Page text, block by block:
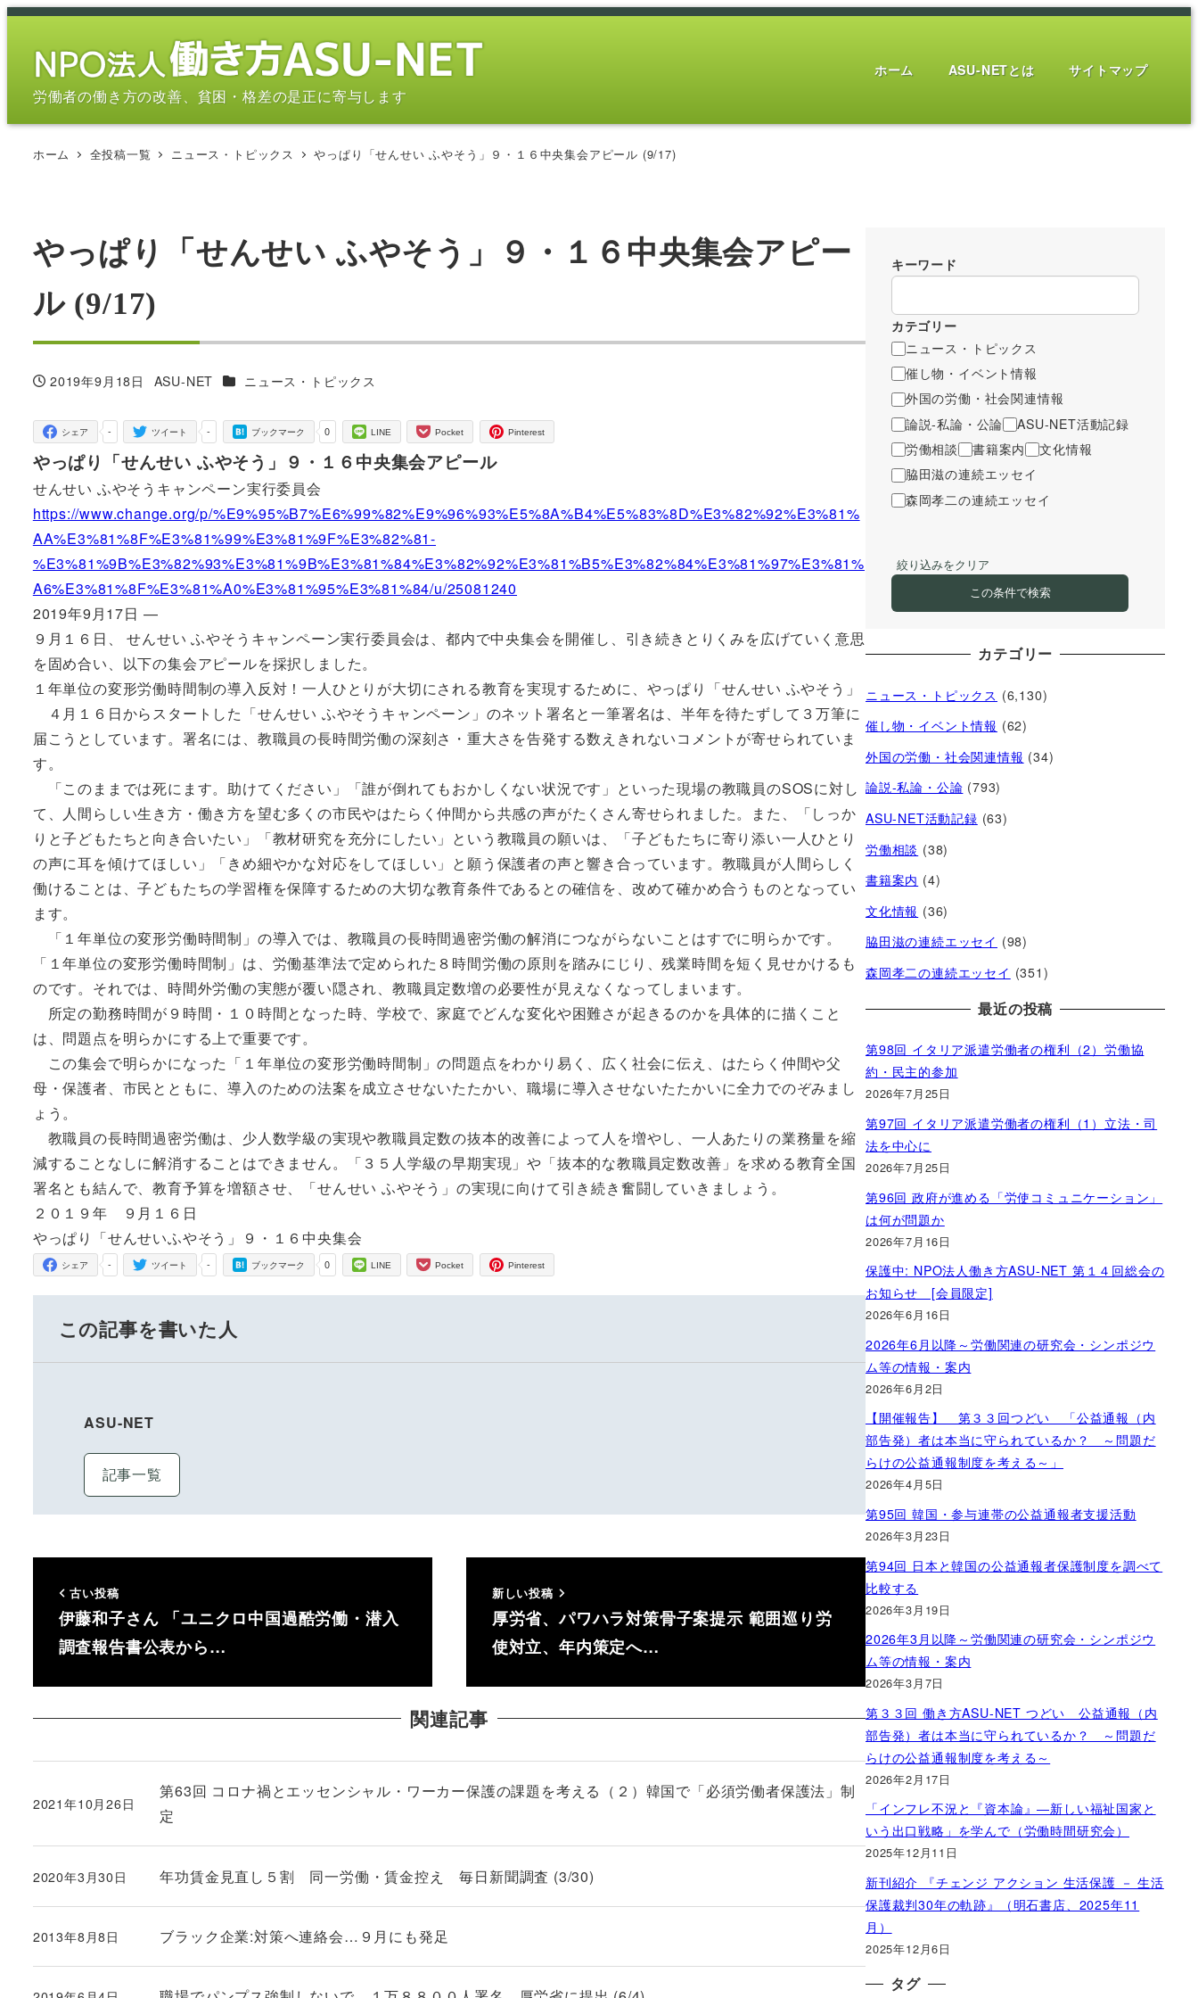
メ
労働者の働き方の改善、貧困・格差の是正に寄与します
ホーム ASU-NETとは サイトマップ
ホーム 全投稿一覧 ニュース・トピックス やっぱり「せんせい ふやそう」９・１６中央集会アピール (9/17)
やっぱり「せんせい ふやそう」９・１６中央集会アピー
ル (9/17)
投稿日
2019年9月18日
著
ASU-NET カテゴリー
ニュース・トピックス
-
シェア -
ツイート 0
ブックマーク LINE Pocket Pinterest
やっぱり「せんせい ふやそう」９・１６中央集会アピール
せんせい ふやそうキャンペーン実行委員会
https://www.change.org/p/%E9%95%B7%E6%99%82%E9%96%93%E5%8A%B4%E5%83%8D%E3%82%92%E3%81%
AA%E3%81%8F%E3%81%99%E3%81%9F%E3%82%81-
%E3%81%9B%E3%82%93%E3%81%9B%E3%81%84%E3%82%92%E3%81%B5%E3%82%84%E3%81%97%E3%81%
A6%E3%81%8F%E3%81%A0%E3%81%95%E3%81%84/u/25081240
2019年9月17日 —
９月１６日、 せんせい ふやそうキャンペーン実行委員会は、都内で中央集会を開催し、引き続きとりくみを広げていく意思
を固め合い、以下の集会アピールを採択しました。
１年単位の変形労働時間制の導入反対！一人ひとりが大切にされる教育を実現するために、やっぱり「せんせい ふやそう」
４月１６日からスタートした「せんせい ふやそうキャンペーン」のネット署名と一筆署名は、半年を待たずして３万筆に
届こうとしています。署名には、教職員の長時間労働の深刻さ・重大さを告発する数えきれないコメントが寄せられていま
す。
「このままでは死にます。助けてください」「誰が倒れてもおかしくない状況です」といった現場の教職員のSOSに対し
て、人間らしい生き方・働き方を望む多くの市民やはたらく仲間から共感の声がたくさん寄せられました。また、「しっか
りと子どもたちと向き合いたい」「教材研究を充分にしたい」という教職員の願いは、「子どもたちに寄り添い一人ひとり
の声に耳を傾けてほしい」「きめ細やかな対応をしてほしい」と願う保護者の声と響き合っています。教職員が人間らしく
働けることは、子どもたちの学習権を保障するための大切な教育条件であるとの確信を、改めて確かめ合うものとなってい
ます。
「１年単位の変形労働時間制」の導入では、教職員の長時間過密労働の解消につながらないことはすでに明らかです。
「１年単位の変形労働時間制」は、労働基準法で定められた８時間労働の原則を踏みにじり、残業時間を短く見せかけるも
のです。それでは、時間外労働の実態が覆い隠され、教職員定数増の必要性が見えなくなってしまいます。
所定の勤務時間が９時間・１０時間となった時、学校で、家庭でどんな変化や困難さが起きるのかを具体的に描くこと
は、問題点を明らかにする上で重要です。
この集会で明らかになった「１年単位の変形労働時間制」の問題点をわかり易く、広く社会に伝え、はたらく仲間や父
母・保護者、市民とともに、導入のための法案を成立させないたたかい、職場に導入させないたたかいに全力でのぞみまし
ょう。
教職員の長時間過密労働は、少人数学級の実現や教職員定数の抜本的改善によって人を増やし、一人あたりの業務量を縮
減することなしに解消することはできません。「３５人学級の早期実現」や「抜本的な教職員定数改善」を求める教育全国
署名とも結んで、教育予算を増額させ、「せんせい ふやそう」の実現に向けて引き続き奮闘していきましょう。
２０１９年 ９月１６日
やっぱり「せんせいふやそう」９・１６中央集会
-
シェア -
ツイート 0
ブックマーク LINE Pocket Pinterest
この記事を書いた人
ASU-NET
記事一覧
古い投稿
伊藤和子さん 「ユニクロ中国過酷労働・潜入
調査報告書公表から…
新しい投稿
厚労省、パワハラ対策骨子案提示 範囲巡り労
使対立、年内策定へ…
関連記事
第63回 コロナ禍とエッセンシャル・ワーカー保護の課題を考える（２）韓国で「必須労働者保護法」制
定
投稿日
2021年10月26日
年功賃金見直し５割 同一労働・賃金控え 毎日新聞調査 (3/30)
投稿日
2020年3月30日
ブラック企業:対策へ連絡会…９月にも発足
投稿日
2013年8月8日
キーワード
カテゴリー
ニュース・トピックス
催し物・イベント情報
外国の労働・社会関連情報
論説-私論・公論
ASU-NET活動記録
労働相談
書籍案内
文化情報
脇田滋の連続エッセイ
森岡孝二の連続エッセイ
絞り込みをクリア
この条件で検索
カテゴリー
ニュース・トピックス (6,130)
催し物・イベント情報 (62)
外国の労働・社会関連情報 (34)
論説-私論・公論 (793)
ASU-NET活動記録 (63)
労働相談 (38)
書籍案内 (4)
文化情報 (36)
脇田滋の連続エッセイ (98)
森岡孝二の連続エッセイ (351)
最近の投稿
第98回 イタリア派遣労働者の権利（2）労働協
約・民主的参加
2026年7月25日
第97回 イタリア派遣労働者の権利（1）立法・司
法を中心に
2026年7月25日
第96回 政府が進める「労使コミュニケーション」
は何が問題か
2026年7月16日
保護中: NPO法人働き方ASU-NET 第１４回総会の
お知らせ [会員限定]
2026年6月16日
2026年6月以降～労働関連の研究会・シンポジウ
ム等の情報・案内
2026年6月2日
【開催報告】 第３３回つどい 「公益通報（内
部告発）者は本当に守られているか？ ～問題だ
らけの公益通報制度を考える～」
2026年4月5日
第95回 韓国・参与連帯の公益通報者支援活動
2026年3月23日
第94回 日本と韓国の公益通報者保護制度を調べて
比較する
2026年3月19日
2026年3月以降～労働関連の研究会・シンポジウ
ム等の情報・案内
2026年3月7日
第３３回 働き方ASU-NET つどい 公益通報（内
部告発）者は本当に守られているか？ ～問題だ
らけの公益通報制度を考える～
2026年2月17日
「インフレ不況と『資本論』―新しい福祉国家と
いう出口戦略」を学んで（労働時間研究会）
2025年12月11日
新刊紹介 『チェンジ アクション 生活保護 － 生活
保護裁判30年の軌跡』（明石書店、2025年11
月）
2025年12月6日
タグ